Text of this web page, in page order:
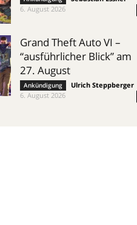
6. August 2026
Grand Theft Auto VI –
“ausführlicher Blick” am
27. August
Ankündigung Ulrich Steppberger
6. August 2026